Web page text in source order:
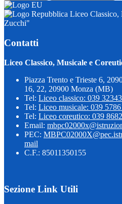
Liceo Classico,
Zucchi"
Contatti
Liceo Classico, Musicale e
Piazza Trento e Trieste 6,
16, 22, 20900 Monza (MB)
Tel: Liceo classico: 039
Tel: Liceo musicale: 039
Tel: Liceo coreutico: 039
Email:
PEC:
mail
C.F.: 85011350155
Sezione Link Utili